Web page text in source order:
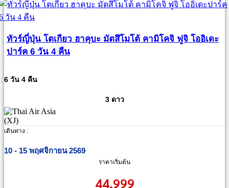
ทัวร์ญี่ปุ่น โตเกียว ฮาคุบะ มัตสึโมโต้ คามิโคจิ ฟูจิ โออิเดะ
ปาร์ค 6 วัน 4 คืน
6 วัน 4 คืน
3 ดาว
เดินทาง :
10 - 15 พฤศจิกายน 2569
ราคาเริ่มต้น
44,999